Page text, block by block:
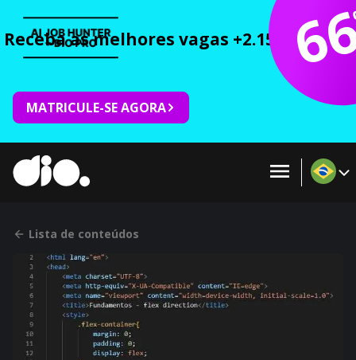
Receba as melhores vagas +2.150 cursos
MATRICULE-SE AGORA
Lista de conteúdos